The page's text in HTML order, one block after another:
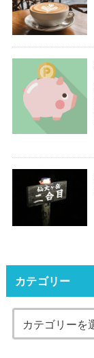
カテゴリー